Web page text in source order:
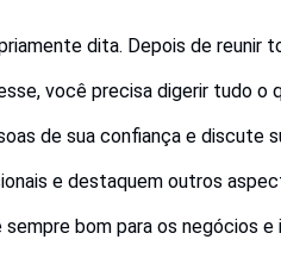
dita. Depois de reunir
você precisa digerir tudo o
de sua confiança e discute
e destaquem outros
sempre bom para os negócios